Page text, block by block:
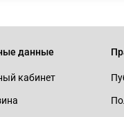
данные
кабинет